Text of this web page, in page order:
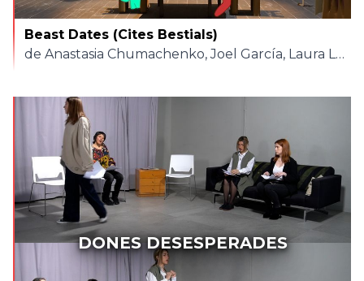
Beast Dates (Cites Bestials)
de Anastasia Chumachenko, Joel García, Laura Lorenzo, Pol Andreu, Pol Cuadrat, Marta Migó, Ruth Meier
DONES DESESPERADES